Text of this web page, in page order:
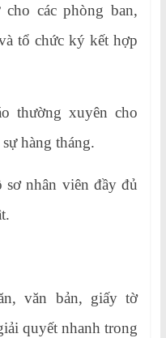
các phòng ban,
tổ chức ký kết hợp
thường xuyên cho
hàng tháng.
sơ nhân viên đầy đủ
văn bản, giấy tờ
quyết nhanh trong